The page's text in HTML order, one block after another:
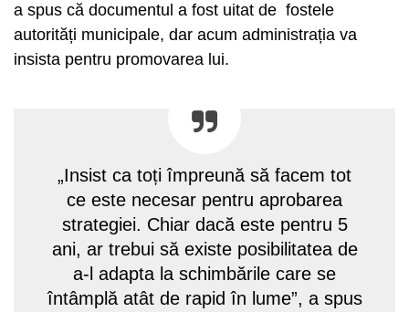
a spus că documentul a fost uitat de fostele
autorități municipale, dar acum administrația va
insista pentru promovarea lui.
„Insist ca toți împreună să facem tot
ce este necesar pentru aprobarea
strategiei. Chiar dacă este pentru 5
ani, ar trebui să existe posibilitatea de
a-l adapta la schimbările care se
întâmplă atât de rapid în lume”, a spus